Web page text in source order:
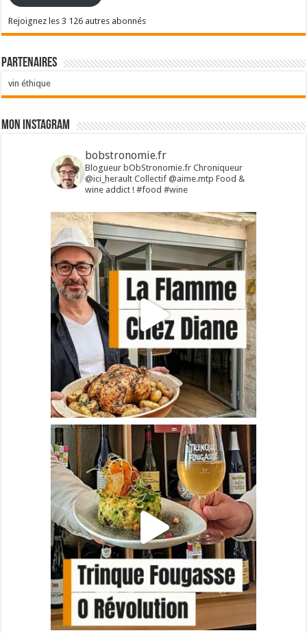
Rejoignez les 3 126 autres abonnés
Partenaires
vin éthique
Mon Instagram
bobstronomie.fr
Blogueur bObStronomie.fr Chroniqueur
@ici_heraultCollectif @aime.mtp Food &
wine addict !#food #wine